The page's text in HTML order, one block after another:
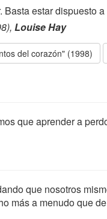
estar dispuesto
Louise Hay
del corazón" (1998)
que aprender a
que nosotros
más a menudo que